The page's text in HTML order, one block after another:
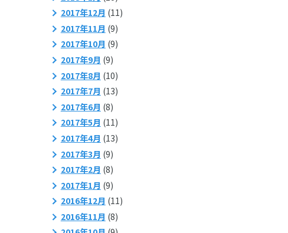
2017年12月 (11)
2017年11月 (9)
2017年10月 (9)
2017年9月 (9)
2017年8月 (10)
2017年7月 (13)
2017年6月 (8)
2017年5月 (11)
2017年4月 (13)
2017年3月 (9)
2017年2月 (8)
2017年1月 (9)
2016年12月 (11)
2016年11月 (8)